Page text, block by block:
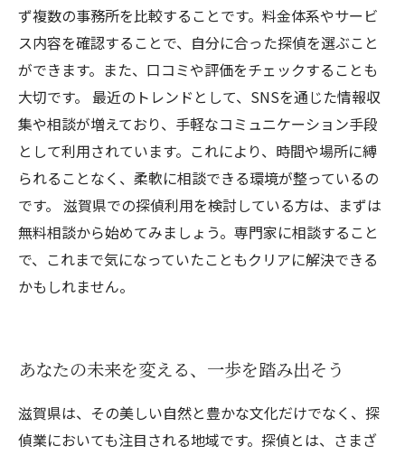
ず複数の事務所を比較することです。料金体系やサービ
ス内容を確認することで、自分に合った探偵を選ぶこと
ができます。また、口コミや評価をチェックすることも
大切です。 最近のトレンドとして、SNSを通じた情報収
集や相談が増えており、手軽なコミュニケーション手段
として利用されています。これにより、時間や場所に縛
られることなく、柔軟に相談できる環境が整っているの
です。 滋賀県での探偵利用を検討している方は、まずは
無料相談から始めてみましょう。専門家に相談すること
で、これまで気になっていたこともクリアに解決できる
かもしれません。
あなたの未来を変える、一歩を踏み出そう
滋賀県は、その美しい自然と豊かな文化だけでなく、探
偵業においても注目される地域です。探偵とは、さまざ